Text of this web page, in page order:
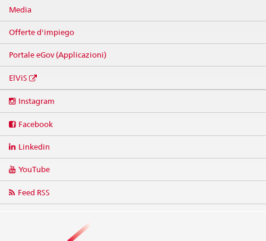
Media
Offerte d'impiego
Portale eGov (Applicazioni)
ElViS
media
Instagram
Facebook
Linkedin
YouTube
Feed RSS